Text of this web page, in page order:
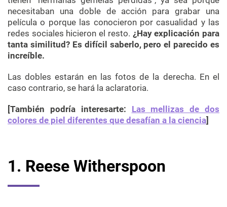
necesitaban una doble de acción para grabar una
película o porque las conocieron por casualidad y las
redes sociales hicieron el resto. ¿Hay explicación para
tanta similitud? Es difícil saberlo, pero el parecido es
increíble.
Las dobles estarán en las fotos de la derecha. En el
caso contrario, se hará la aclaratoria.
[También podría interesarte: Las mellizas de dos
colores de piel diferentes que desafían a la ciencia]
1. Reese Witherspoon